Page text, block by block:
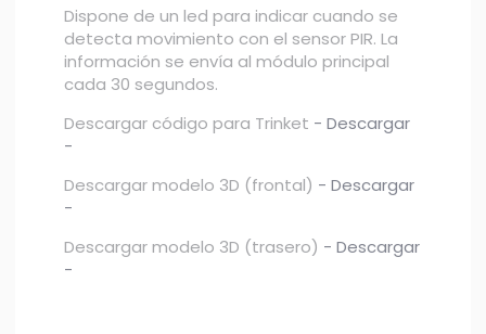
Dispone de un led para indicar cuando se
detecta movimiento con el sensor PIR. La
información se envía al módulo principal
cada 30 segundos.
Descargar código para Trinket - Descargar
-
Descargar modelo 3D (frontal) - Descargar
-
Descargar modelo 3D (trasero) - Descargar
-